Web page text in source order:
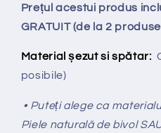
Prețul acestui produs
GRATUIT (de la 2
Material șezut si spătar:
posibile)
• Puteți alege ca
Piele naturală de bivol